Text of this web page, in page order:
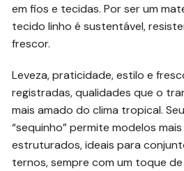
em fios e tecidas. Por ser um
tecido linho é sustentável,
frescor.
Leveza, praticidade, estilo e
registradas, qualidades que o
mais amado do clima tropical.
“sequinho” permite modelos
estruturados, ideais para
ternos, sempre com um toque